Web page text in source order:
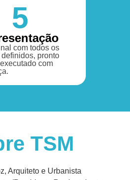
5
com todos os
pronto
com
TSM
Arquiteto e Urbanista